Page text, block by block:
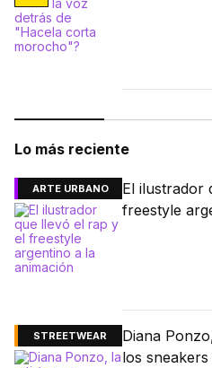
Lo más reciente
ARTE URBANO
El ilustrador
freestyle
STREETWEAR
Diana
los